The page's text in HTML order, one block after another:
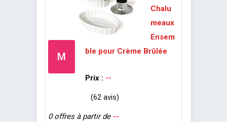
M
Chalu
meaux
Ensem
ble pour Crème Brûlée
Prix : --
(62 avis)
0 offres à partir de --